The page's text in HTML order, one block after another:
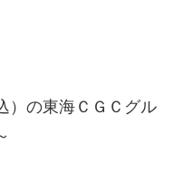
）の東海ＣＧＣグル